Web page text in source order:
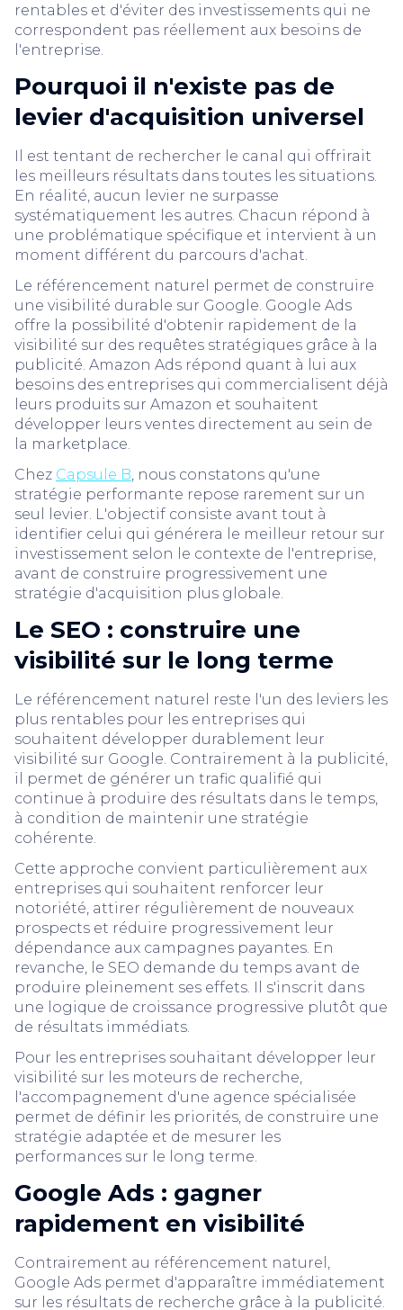
rentables et d'éviter des investissements qui ne
correspondent pas réellement aux besoins de
l'entreprise.
Pourquoi il n'existe pas de
levier d'acquisition universel
Il est tentant de rechercher le canal qui offrirait
les meilleurs résultats dans toutes les situations.
En réalité, aucun levier ne surpasse
systématiquement les autres. Chacun répond à
une problématique spécifique et intervient à un
moment différent du parcours d'achat.
Le référencement naturel permet de construire
une visibilité durable sur Google. Google Ads
offre la possibilité d'obtenir rapidement de la
visibilité sur des requêtes stratégiques grâce à la
publicité. Amazon Ads répond quant à lui aux
besoins des entreprises qui commercialisent déjà
leurs produits sur Amazon et souhaitent
développer leurs ventes directement au sein de
la marketplace.
Chez Capsule B, nous constatons qu'une
stratégie performante repose rarement sur un
seul levier. L'objectif consiste avant tout à
identifier celui qui générera le meilleur retour sur
investissement selon le contexte de l'entreprise,
avant de construire progressivement une
stratégie d'acquisition plus globale.
Le SEO : construire une
visibilité sur le long terme
Le référencement naturel reste l'un des leviers les
plus rentables pour les entreprises qui
souhaitent développer durablement leur
visibilité sur Google. Contrairement à la publicité,
il permet de générer un trafic qualifié qui
continue à produire des résultats dans le temps,
à condition de maintenir une stratégie
cohérente.
Cette approche convient particulièrement aux
entreprises qui souhaitent renforcer leur
notoriété, attirer régulièrement de nouveaux
prospects et réduire progressivement leur
dépendance aux campagnes payantes. En
revanche, le SEO demande du temps avant de
produire pleinement ses effets. Il s'inscrit dans
une logique de croissance progressive plutôt que
de résultats immédiats.
Pour les entreprises souhaitant développer leur
visibilité sur les moteurs de recherche,
l'accompagnement d'une agence spécialisée
permet de définir les priorités, de construire une
stratégie adaptée et de mesurer les
performances sur le long terme.
Google Ads : gagner
rapidement en visibilité
Contrairement au référencement naturel,
Google Ads permet d'apparaître immédiatement
sur les résultats de recherche grâce à la publicité.